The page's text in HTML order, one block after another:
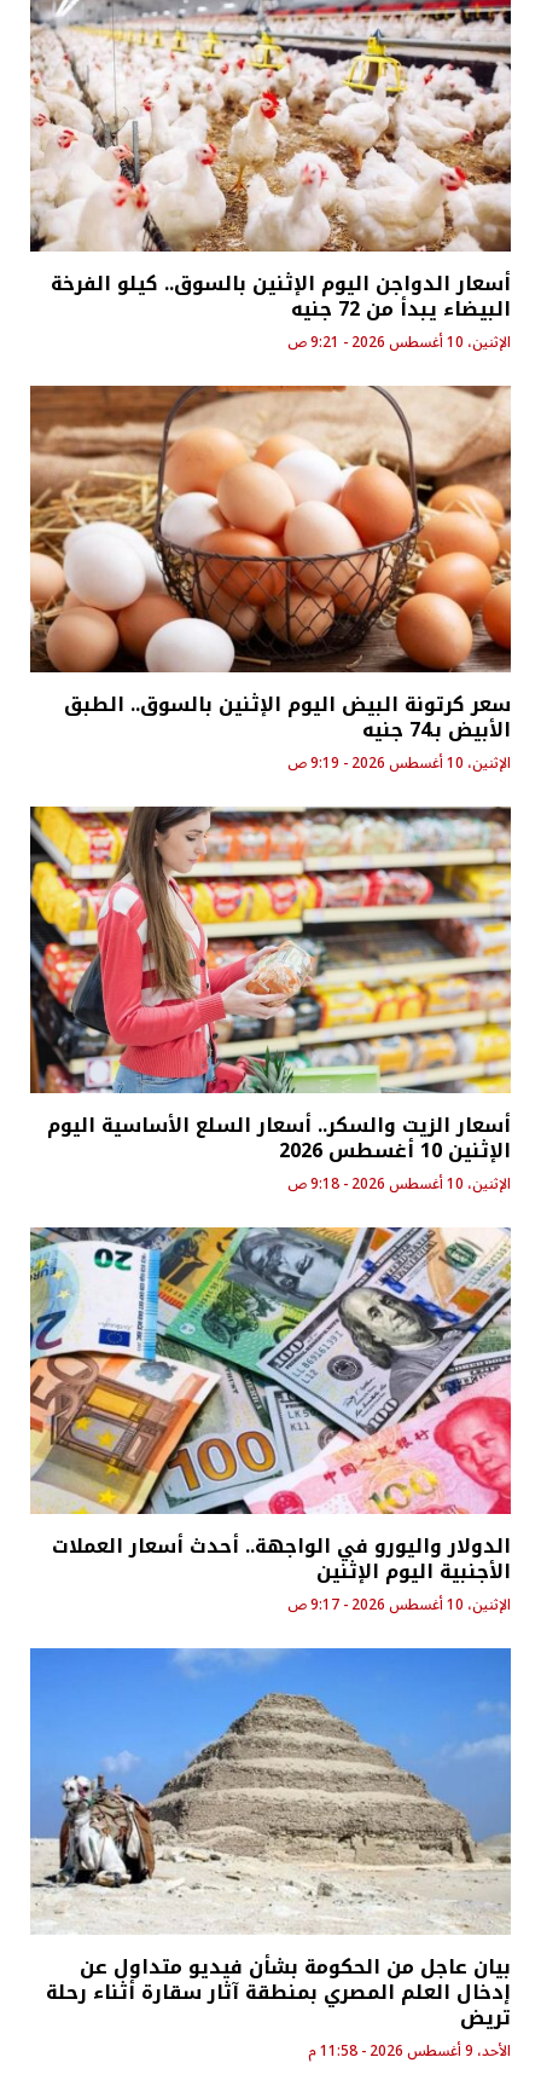
أسعار الدواجن اليوم الإثنين بالسوق.. كيلو الفرخة
البيضاء يبدأ من 72 جنيه
الإثنين، 10 أغسطس 2026 - 9:21 ص
سعر كرتونة البيض اليوم الإثنين بالسوق.. الطبق
الأبيض بـ74 جنيه
الإثنين، 10 أغسطس 2026 - 9:19 ص
أسعار الزيت والسكر.. أسعار السلع الأساسية اليوم
الإثنين 10 أغسطس 2026
الإثنين، 10 أغسطس 2026 - 9:18 ص
الدولار واليورو في الواجهة.. أحدث أسعار العملات
الأجنبية اليوم الإثنين
الإثنين، 10 أغسطس 2026 - 9:17 ص
بيان عاجل من الحكومة بشأن فيديو متداول عن
إدخال العلم المصري بمنطقة آثار سقارة أثناء رحلة
تريض
الأحد، 9 أغسطس 2026 - 11:58 م